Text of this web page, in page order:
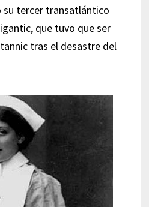
tercer transatlántico
que tuvo que ser
tras el desastre del